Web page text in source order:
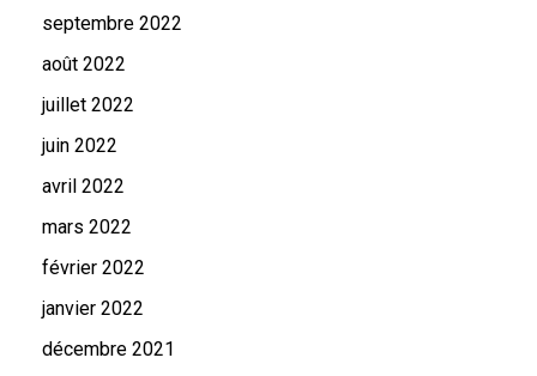
septembre 2022
août 2022
juillet 2022
juin 2022
avril 2022
mars 2022
février 2022
janvier 2022
décembre 2021